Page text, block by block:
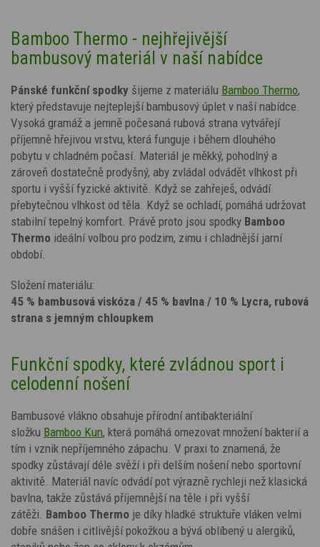
Bamboo Thermo - nejhřejivější
bambusový materiál v naší nabídce
Pánské funkční spodky šijeme z materiálu Bamboo Thermo,
který představuje nejteplejší bambusový úplet v naší nabídce.
Vysoká gramáž a jemně počesaná rubová strana vytvářejí
příjemně hřejivou vrstvu, která funguje i během dlouhého
pobytu v chladném počasí. Materiál je měkký, pohodlný a
zároveň dostatečně prodyšný, aby zvládal odvádět vlhkost při
sportu i vyšší fyzické aktivitě. Když se zahřeješ, odvádí
přebytečnou vlhkost od těla. Když se ochladí, pomáhá udržovat
stabilní tepelný komfort. Právě proto jsou spodky Bamboo
Thermo ideální volbou pro podzim, zimu i chladnější jarní
období.
Složení materiálu:
45 % bambusová viskóza / 45 % bavlna / 10 % Lycra, rubová
strana s jemným chloupkem
Funkční spodky, které zvládnou sport i
celodenní nošení
Bambusové vlákno obsahuje přírodní antibakteriální
složku Bamboo Kun, která pomáhá omezovat množení bakterií a
tím i vznik nepříjemného zápachu. V praxi to znamená, že
spodky zůstávají déle svěží i při delším nošení nebo sportovní
aktivitě. Materiál navíc odvádí pot výrazně rychleji než klasická
bavlna, takže zůstává příjemnější na těle i při vyšší
zátěži. Bamboo Thermo je díky hladké struktuře vláken velmi
dobře snášen i citlivější pokožkou a bývá oblíbený u alergiků,